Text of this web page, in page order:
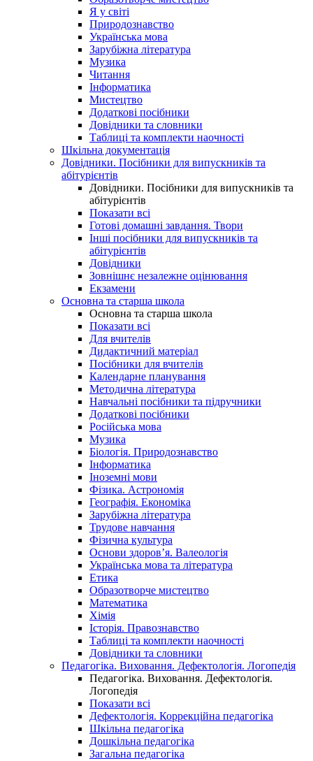
Я у світі
Природознавство
Українська мова
Зарубіжна література
Музика
Читання
Інформатика
Мистецтво
Додаткові посібники
Довідники та словники
Таблиці та комплекти наочності
Шкільна документація
Довідники. Посібники для випускників та
абітурієнтів
Довідники. Посібники для випускників та
абітурієнтів
Показати всі
Готові домашні завдання. Твори
Інші посібники для випускників та
абітурієнтів
Довідники
Зовнішнє незалежне оцінювання
Екзамени
Основна та старша школа
Основна та старша школа
Показати всі
Для вчителів
Дидактичний матеріал
Посібники для вчителів
Календарне планування
Методична література
Навчальні посібники та підручники
Додаткові посібники
Російська мова
Музика
Біологія. Природознавство
Інформатика
Іноземні мови
Фізика. Астрономія
Географія. Економіка
Зарубіжна література
Трудове навчання
Фізична культура
Основи здоров’я. Валеологія
Українська мова та література
Етика
Образотворче мистецтво
Математика
Хімія
Історія. Правознавство
Таблиці та комплекти наочності
Довідники та словники
Педагогіка. Виховання. Дефектологія. Логопедія
Педагогіка. Виховання. Дефектологія.
Логопедія
Показати всі
Дефектологія. Коррекційна педагогіка
Шкільна педагогіка
Дошкільна педагогіка
Загальна педагогіка